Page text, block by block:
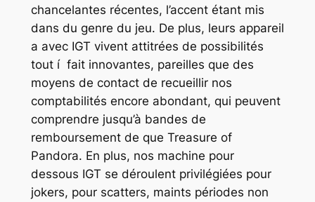
chancelantes récentes, l’accent étant mis
dans du genre du jeu. De plus, leurs appareil
a avec IGT vivent attitrées de possibilités
tout í fait innovantes, pareilles que des
moyens de contact de recueillir nos
comptabilités encore abondant, qui peuvent
comprendre jusqu’à bandes de
remboursement de que Treasure of
Pandora. En plus, nos machine pour
dessous IGT se déroulent privilégiées pour
jokers, pour scatters, maints périodes non